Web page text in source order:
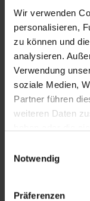
Wir verwenden
personalisieren,
zu können und
analysieren.
Verwendung
soziale Medien,
Partner führen
weiteren Daten
Notwendig
Präferenzen